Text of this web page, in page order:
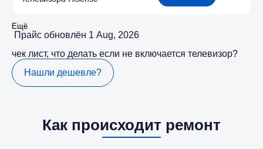
Ещё
Прайс обновлён 1 Aug, 2026
чек лист, что делать если не включается телевизор?
Нашли дешевле?
Как происходит ремонт